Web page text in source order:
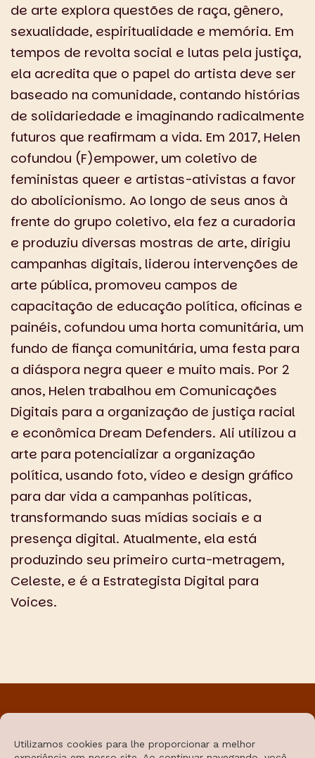
Utilizamos cookies para lhe proporcionar a melhor
de arte explora questões de raça, gênero,
sexualidade, espiritualidade e memória. Em
tempos de revolta social e lutas pela justiça,
ela acredita que o papel do artista deve ser
baseado na comunidade, contando histórias
de solidariedade e imaginando radicalmente
futuros que reafirmam a vida. Em 2017, Helen
cofundou (F)empower, um coletivo de
feministas queer e artistas-ativistas a favor
do abolicionismo. Ao longo de seus anos à
frente do grupo coletivo, ela fez a curadoria
e produziu diversas mostras de arte, dirigiu
campanhas digitais, liderou intervenções de
arte pública, promoveu campos de
capacitação de educação política, oficinas e
painéis, cofundou uma horta comunitária, um
fundo de fiança comunitária, uma festa para
a diáspora negra queer e muito mais. Por 2
anos, Helen trabalhou em Comunicações
Digitais para a organização de justiça racial
e econômica Dream Defenders. Ali utilizou a
arte para potencializar a organização
política, usando foto, vídeo e design gráfico
para dar vida a campanhas políticas,
transformando suas mídias sociais e a
presença digital. Atualmente, ela está
produzindo seu primeiro curta-metragem,
Celeste, e é a Estrategista Digital para
Voices.
SUBSCRIBE